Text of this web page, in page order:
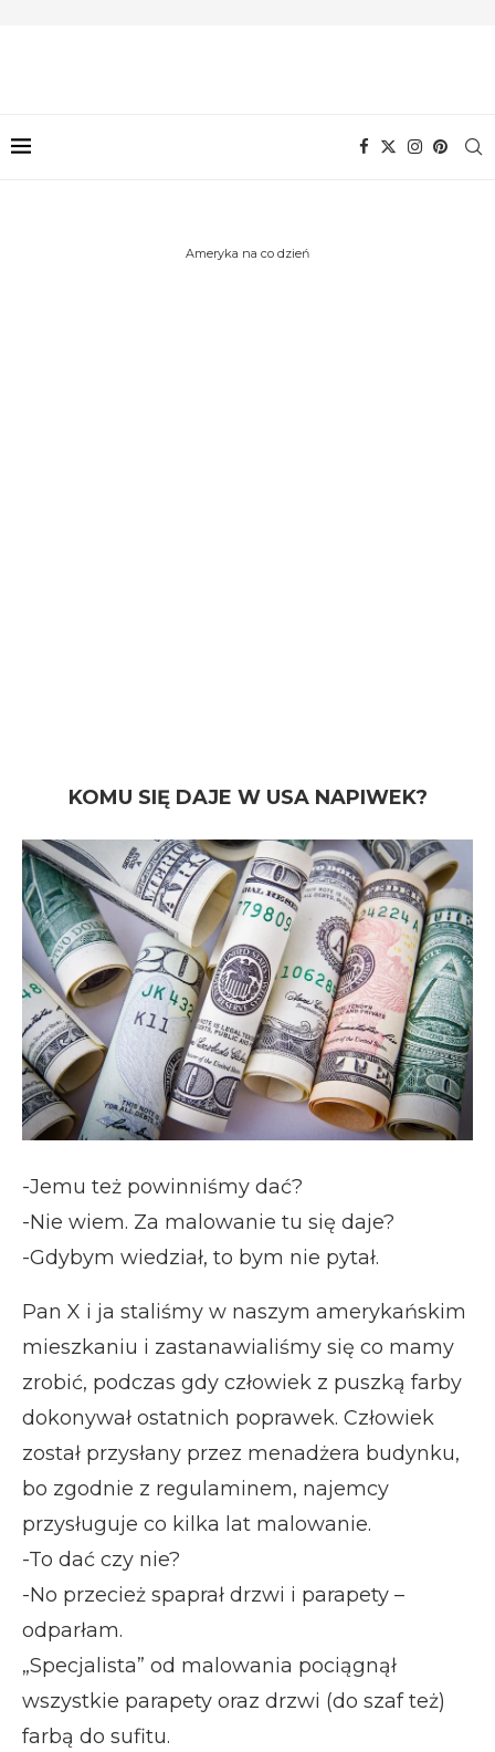
Ameryka na co dzień
KOMU SIĘ DAJE W USA NAPIWEK?
-Jemu też powinniśmy dać?
-Nie wiem. Za malowanie tu się daje?
-Gdybym wiedział, to bym nie pytał.
Pan X i ja staliśmy w naszym amerykańskim
mieszkaniu i zastanawialiśmy się co mamy
zrobić, podczas gdy człowiek z puszką farby
dokonywał ostatnich poprawek. Człowiek
został przysłany przez menadżera budynku,
bo zgodnie z regulaminem, najemcy
przysługuje co kilka lat malowanie.
-To dać czy nie?
-No przecież spaprał drzwi i parapety –
odparłam.
„Specjalista” od malowania pociągnął
wszystkie parapety oraz drzwi (do szaf też)
farbą do sufitu.